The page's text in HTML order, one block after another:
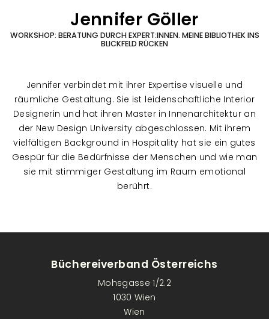
Jennifer Göller
WORKSHOP: BERATUNG DURCH EXPERT:INNEN. MEINE BIBLIOTHEK INS
BLICKFELD RÜCKEN
Jennifer verbindet mit ihrer Expertise visuelle und
räumliche Gestaltung. Sie ist leidenschaftliche Interior
Designerin und hat ihren Master in Innenarchitektur an
der New Design University abgeschlossen. Mit ihrem
vielfältigen Background in Hospitality hat sie ein gutes
Gespür für die Bedürfnisse der Menschen und wie man
sie mit stimmiger Gestaltung im Raum emotional
berührt.
Büchereiverband Österreichs
Mohsgasse 1/2.2
1030 Wien
Wien